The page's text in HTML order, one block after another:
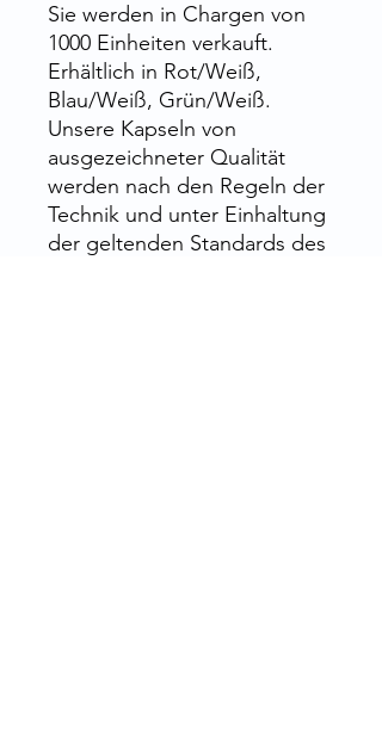
Sie werden in Chargen von
1000 Einheiten verkauft.
Erhältlich in Rot/Weiß,
Blau/Weiß, Grün/Weiß.
Unsere Kapseln von
ausgezeichneter Qualität
werden nach den Regeln der
Technik und unter Einhaltung
der geltenden Standards des